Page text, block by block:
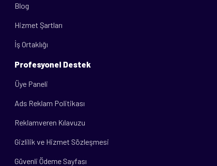
Blog
Hizmet Şartları
İş Ortaklığı
Profesyonel Destek
Üye Paneli
Ads Reklam Politikası
Reklamveren Kılavuzu
Gizlilik ve Hizmet Sözleşmesi
Güvenli Ödeme Sayfası